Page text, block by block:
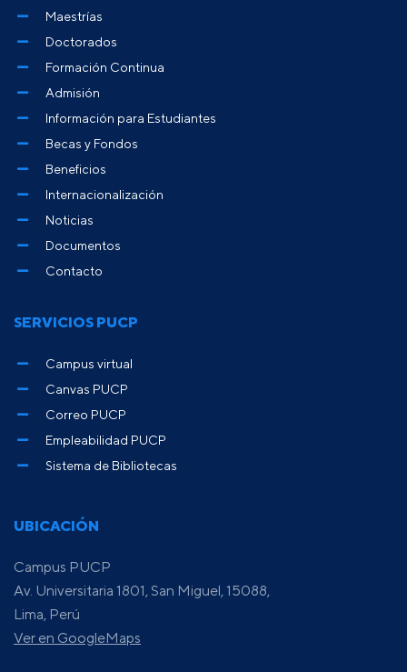
UBICACIÓN
Campus PUCP
Av. Universitaria 1801, San Miguel, 15088,
Lima, Perú
Ver en GoogleMaps
Maestrías
Doctorados
Formación Continua
Admisión
Información para Estudiantes
Becas y Fondos
Beneficios
Internacionalización
Noticias
Documentos
Contacto
SERVICIOS PUCP
Campus virtual
Canvas PUCP
Correo PUCP
Empleabilidad PUCP
Sistema de Bibliotecas